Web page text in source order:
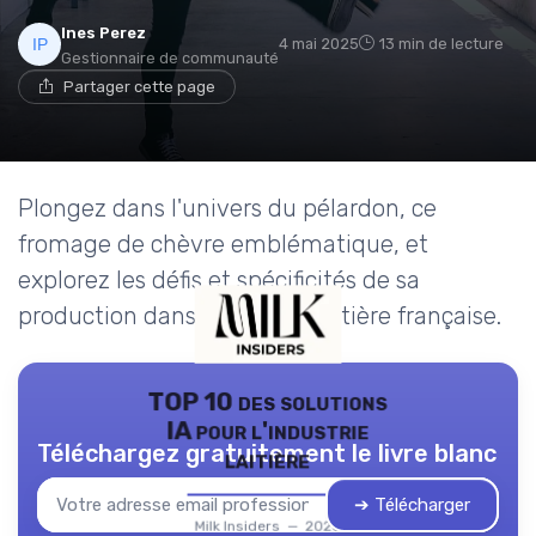
Ines Perez
Gestionnaire de communauté
4 mai 2025 13 min de lecture
Partager cette page
Plongez dans l'univers du pélardon, ce
fromage de chèvre emblématique, et
explorez les défis et spécificités de sa
production dans l'industrie laitière française.
TOP 10 des solutions
IA pour l'industrie
laitière
Milk Insiders — 2026
Téléchargez gratuitement le livre blanc
➔ Télécharger